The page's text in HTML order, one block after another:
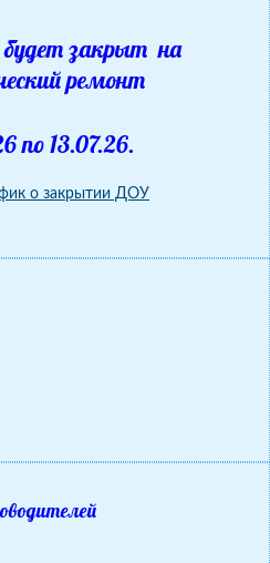
будет закрыт на
ремонт
по 13.07.26.
о закрытии ДОУ